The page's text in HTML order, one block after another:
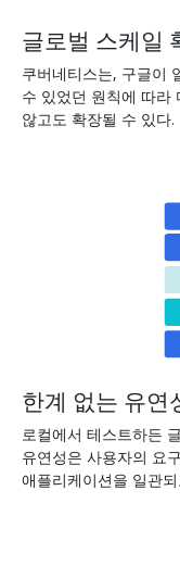
글로벌 스케일
쿠버네티스는, 구글이
수 있었던 원칙에 따라
않고도 확장될 수 있다.
한계 없는 유연
로컬에서 테스트하든
유연성은 사용자의 요
애플리케이션을 일관